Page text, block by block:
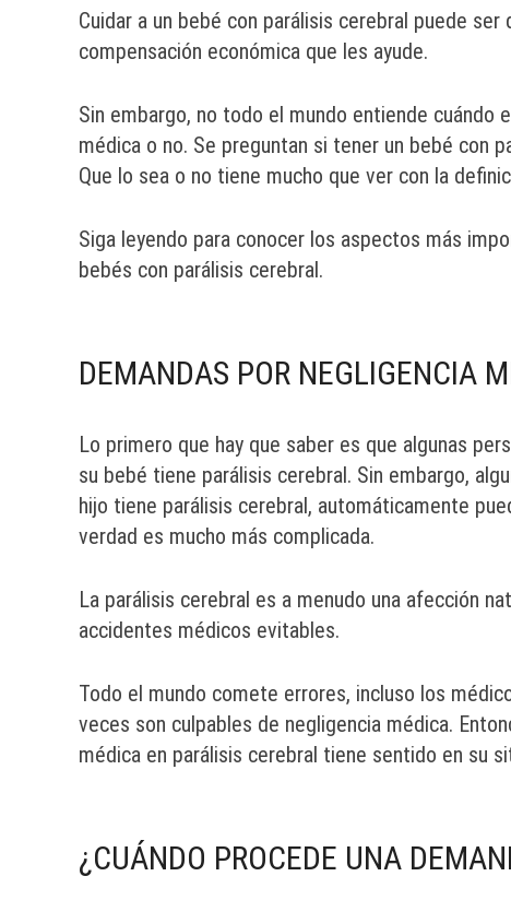
Cuidar a un bebé con parálisis cerebral puede
compensación económica que les ayude.
Sin embargo, no todo el mundo entiende cuándo
médica o no. Se preguntan si tener un bebé con
Que lo sea o no tiene mucho que ver con la
Siga leyendo para conocer los aspectos más
bebés con parálisis cerebral.
DEMANDAS POR NEGLIGENCIA
Lo primero que hay que saber es que algunas
su bebé tiene parálisis cerebral. Sin embargo,
hijo tiene parálisis cerebral, automáticamente
verdad es mucho más complicada.
La parálisis cerebral es a menudo una afección
accidentes médicos evitables.
Todo el mundo comete errores, incluso los
veces son culpables de negligencia médica.
médica en parálisis cerebral tiene sentido en su
¿CUÁNDO PROCEDE UNA